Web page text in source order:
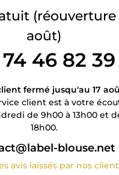
(réouverture
août)
46 82 39
fermé jusqu'au 17
client est à votre
de 9h00 à 13h00 et
18h00.
blouse.net
avis laissés par nos